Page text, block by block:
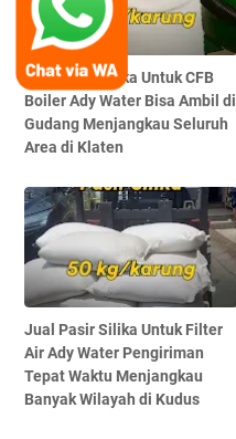
Jual Pasir Silika Untuk CFB
Boiler Ady Water Bisa Ambil di
Gudang Menjangkau Seluruh
Area di Klaten
Jual Pasir Silika Untuk Filter
Air Ady Water Pengiriman
Tepat Waktu Menjangkau
Banyak Wilayah di Kudus